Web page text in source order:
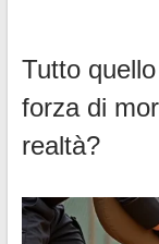
Tutto
forza di
realtà?